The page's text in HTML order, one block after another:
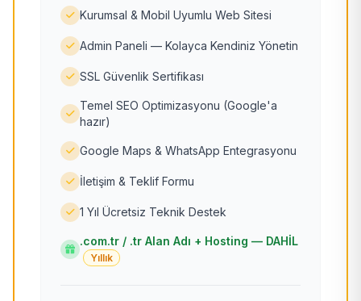
Kurumsal & Mobil Uyumlu Web Sitesi
Admin Paneli — Kolayca Kendiniz Yönetin
SSL Güvenlik Sertifikası
Temel SEO Optimizasyonu (Google'a
hazır)
Google Maps & WhatsApp Entegrasyonu
İletişim & Teklif Formu
1 Yıl Ücretsiz Teknik Destek
.com.tr / .tr Alan Adı + Hosting — DAHİL
Yıllık